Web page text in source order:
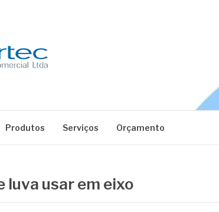
Produtos Serviços Orçamento
luva usar em eixo